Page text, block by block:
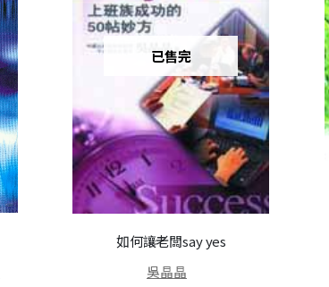
已售完
如何讓老闆say yes
吳晶晶